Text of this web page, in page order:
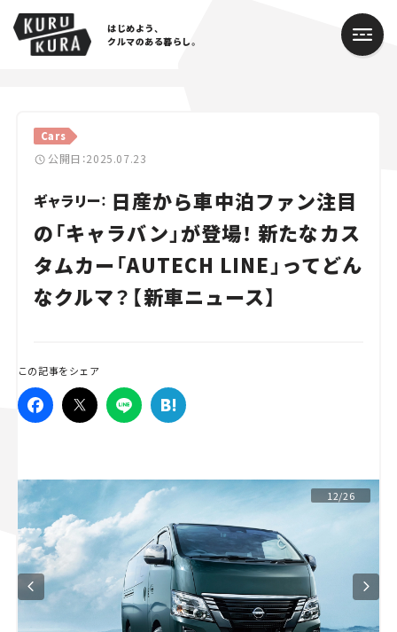
はじめよう、
クルマのある暮らし。
Cars
公開日：2025.07.23
ギャラリー： 日産から車中泊ファン注目
の「キャラバン」が登場！ 新たなカス
タムカー「AUTECH LINE」ってどん
なクルマ？【新車ニュース】
この記事をシェア
12/26
Cars
Lifestyle
Traffic
Special
Campaign
人気のハッシュタグ
スズキ ジムニー｜Suzuki Jimny